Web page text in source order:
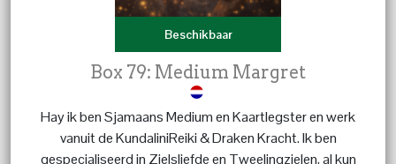
Beschikbaar
Box 79: Medium Margret
Hay ik ben Sjamaans Medium en Kaartlegster en werk
vanuit de KundaliniReiki & Draken Kracht. Ik ben
gespecialiseerd in Zielsliefde en Tweelingzielen, al kun